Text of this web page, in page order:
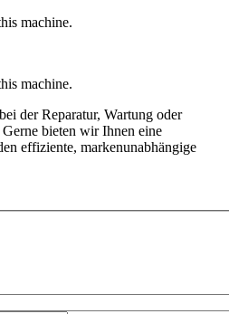
machine.
machine.
der Reparatur, Wartung oder
bieten wir Ihnen eine
effiziente, markenunabhängige